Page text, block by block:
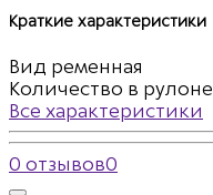
Краткие характеристики
Вид ременная
Количество в рулоне
Все характеристики
0 отзывов0